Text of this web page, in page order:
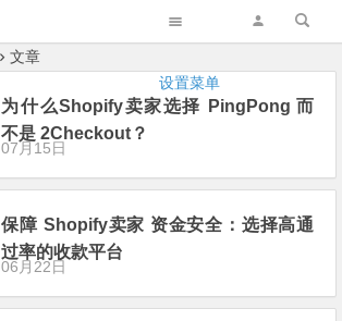
设置菜单
文章
为什么Shopify卖家选择 PingPong 而
不是 2Checkout？
07月15日
保障 Shopify卖家 资金安全：选择高通
过率的收款平台
06月22日